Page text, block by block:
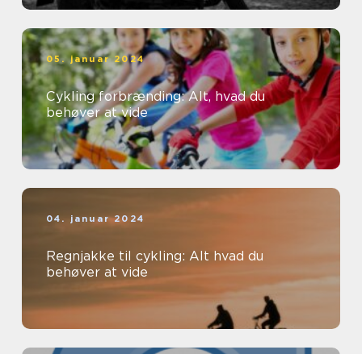
05. januar 2024
Cykling forbrænding: Alt, hvad du
behøver at vide
04. januar 2024
Regnjakke til cykling: Alt hvad du
behøver at vide